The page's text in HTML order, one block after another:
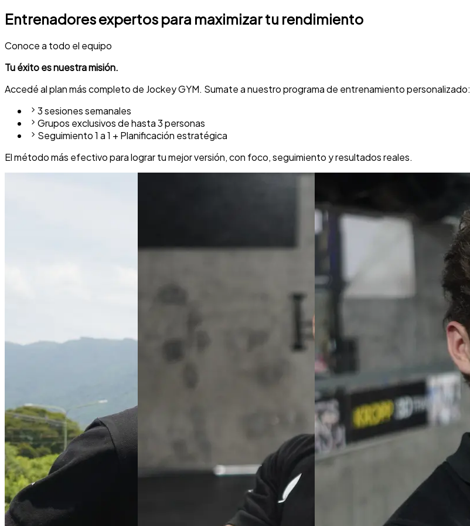
Entrenadoresexpertos para maximizar tu rendimiento
Conoce a todo el equipo
Tu éxito es nuestra misión.
Accedé al plan más completo de Jockey GYM. Sumate a nuestro programa de entrenamiento personalizado:
3 sesiones semanales
Grupos exclusivos de hasta 3 personas
Seguimiento 1 a 1 + Planificación estratégica
El método más efectivo para lograr tu mejor versión, con foco, seguimiento y resultados reales.